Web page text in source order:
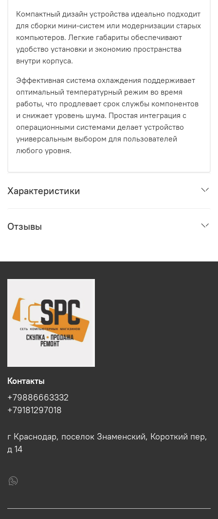
Компактный дизайн устройства идеально подходит
для сборки мини-систем или модернизации старых
компьютеров. Легкие габариты обеспечивают
удобство установки и экономию пространства
внутри корпуса.
Эффективная система охлаждения поддерживает
оптимальный температурный режим во время
работы, что продлевает срок службы компонентов
и снижает уровень шума. Простая интеграция с
операционными системами делает устройство
универсальным выбором для пользователей
любого уровня.
Характеристики
Отзывы
Контакты
+79886663332
+79181297018
г Краснодар, поселок Знаменский, Короткий пер,
д 14